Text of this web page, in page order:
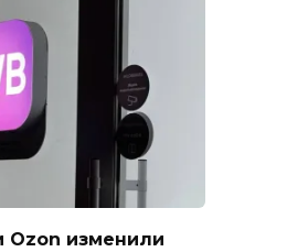
Ozon изменили